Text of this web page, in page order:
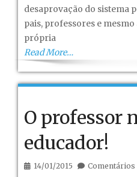
desaprovação do sistema
pais, professores e
própria
Read More…
O professor
educador!
14/01/2015 Comentários